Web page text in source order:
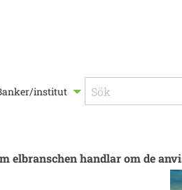
institut
handlar om de